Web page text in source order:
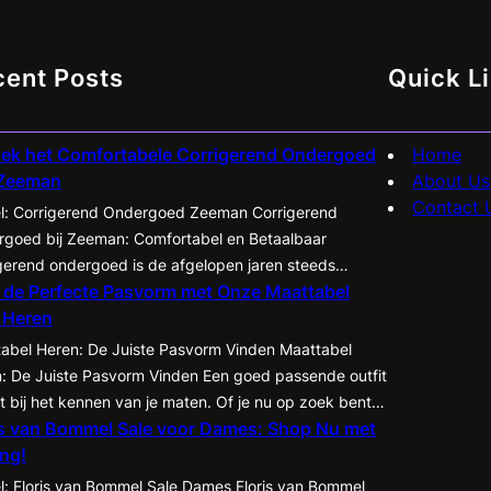
Posts
het Comfortabele Corrigerend Ondergoed
Corrigerend Ondergoed Zeeman Corrigerend
bij Zeeman: Comfortabel en Betaalbaar
ondergoed is de afgelopen jaren steeds
geworden onder zowel mannen als vrouwen.
de mogelijkheid om je figuur op een subtiele
te accentueren en te corrigeren, waardoor kleding
zijn recht komt en je zelfvertrouwen een boost
Een…
Perfecte Pasvorm met Onze Maattabel
Heren: De Juiste Pasvorm Vinden Maattabel
De Juiste Pasvorm Vinden Een goed passende outfit
bij het kennen van je maten. Of je nu op zoek bent
nieuw pak, een casual shirt of een paar jeans, het
om te weten welke maat het beste bij jou past.
van Bommel Sale voor Dames: Shop Nu met
Floris van Bommel Sale Dames Floris van Bommel
Quick
Home
About Us
Contact